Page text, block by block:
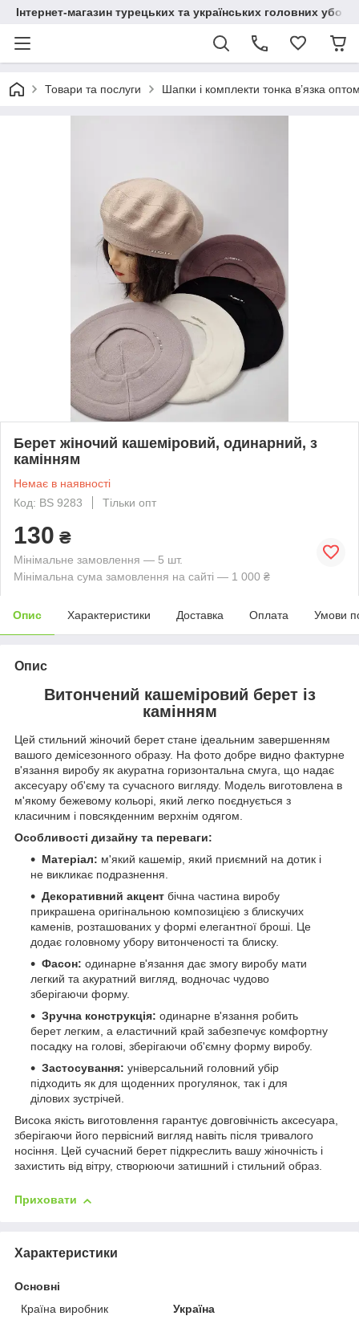
Інтернет-магазин турецьких та українських головних
Товари та послуги Шапки і комплекти тонка в’язка
Берет жіночий кашеміровий, одинарний, з
камінням
Немає в наявності
Код: BS 9283
Тільки опт
130 ₴
Мінімальне замовлення — 5 шт.
Мінімальна сума замовлення на сайті — 1 000 ₴
Опис Характеристики Доставка Оплата Умови
Опис
Витончений кашеміровий берет із
камінням
Цей стильний жіночий берет стане ідеальним завершенням
вашого демісезонного образу. На фото добре видно фактурне
в'язання виробу як акуратна горизонтальна смуга, що надає
аксесуару об'єму та сучасного вигляду. Модель виготовлена в
м'якому бежевому кольорі, який легко поєднується з
класичним і повсякденним верхнім одягом.
Особливості дизайну та переваги:
Матеріал: м'який кашемір, який приємний на дотик і
не викликає подразнення.
Декоративний акцент бічна частина виробу
прикрашена оригінальною композицією з блискучих
каменів, розташованих у формі елегантної броші. Це
додає головному убору витонченості та блиску.
Фасон: одинарне в'язання дає змогу виробу мати
легкий та акуратний вигляд, водночас чудово
зберігаючи форму.
Зручна конструкція: одинарне в'язання робить
берет легким, а еластичний край забезпечує комфортну
посадку на голові, зберігаючи об'ємну форму виробу.
Застосування: універсальний головний убір
підходить як для щоденних прогулянок, так і для
ділових зустрічей.
Висока якість виготовлення гарантує довговічність аксесуара,
зберігаючи його первісний вигляд навіть після тривалого
носіння. Цей сучасний берет підкреслить вашу жіночність і
захистить від вітру, створюючи затишний і стильний образ.
Приховати
Характеристики
Основні
Країна виробник
Україна